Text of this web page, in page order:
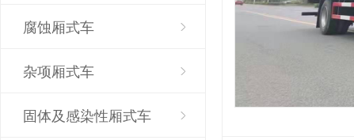
腐蚀厢式车
杂项厢式车
固体及感染性厢式车